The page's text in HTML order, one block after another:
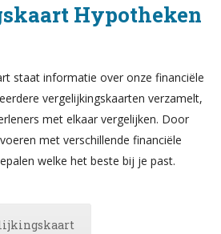
Hypotheken
staat informatie over onze financiële
vergelijkingskaarten verzamelt,
met elkaar vergelijken. Door
met verschillende financiële
welke het beste bij je past.